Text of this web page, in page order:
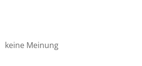
keine Meinung